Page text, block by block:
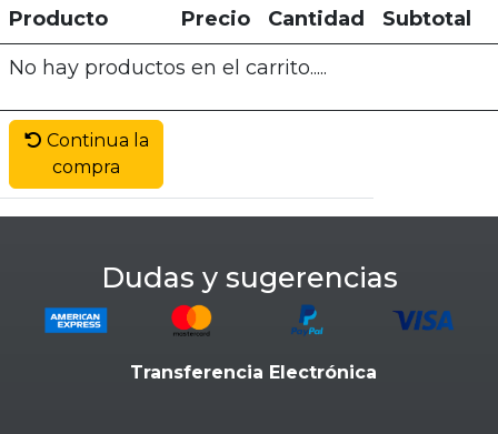
Producto Precio Cantidad
Subtotal
No hay productos en el carrito.....
Continua la
compra
Dudas y sugerencias
Transferencia Electrónica